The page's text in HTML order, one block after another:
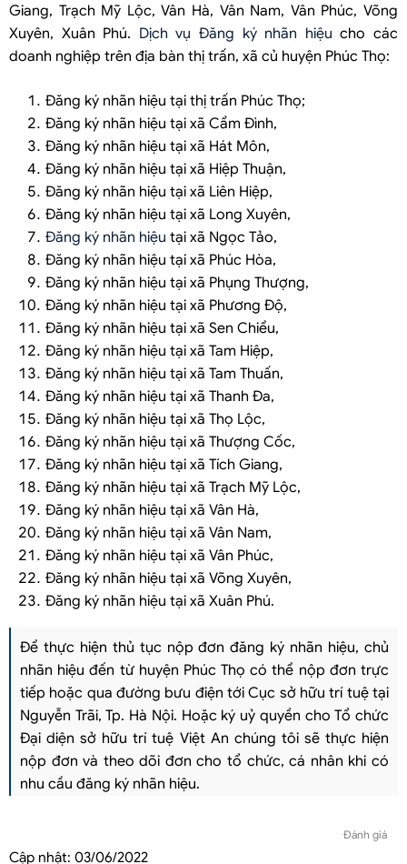
Giang, Trạch Mỹ Lộc, Vân Hà, Vân Nam, Vân Phúc, Võng
Xuyên, Xuân Phú. Dịch vụ Đăng ký nhãn hiệu cho các
doanh nghiệp trên địa bàn thị trấn, xã củ huyện Phúc Thọ:
Đăng ký nhãn hiệu tại thị trấn Phúc Thọ;
Đăng ký nhãn hiệu tại xã Cẩm Đình,
Đăng ký nhãn hiệu tại xã Hát Môn,
Đăng ký nhãn hiệu tại xã Hiệp Thuận,
Đăng ký nhãn hiệu tại xã Liên Hiệp,
Đăng ký nhãn hiệu tại xã Long Xuyên,
Đăng ký nhãn hiệu tại xã Ngọc Tảo,
Đăng ký nhãn hiệu tại xã Phúc Hòa,
Đăng ký nhãn hiệu tại xã Phụng Thượng,
Đăng ký nhãn hiệu tại xã Phương Độ,
Đăng ký nhãn hiệu tại xã Sen Chiểu,
Đăng ký nhãn hiệu tại xã Tam Hiệp,
Đăng ký nhãn hiệu tại xã Tam Thuấn,
Đăng ký nhãn hiệu tại xã Thanh Đa,
Đăng ký nhãn hiệu tại xã Thọ Lộc,
Đăng ký nhãn hiệu tại xã Thượng Cốc,
Đăng ký nhãn hiệu tại xã Tích Giang,
Đăng ký nhãn hiệu tại xã Trạch Mỹ Lộc,
Đăng ký nhãn hiệu tại xã Vân Hà,
Đăng ký nhãn hiệu tại xã Vân Nam,
Đăng ký nhãn hiệu tại xã Vân Phúc,
Đăng ký nhãn hiệu tại xã Võng Xuyên,
Đăng ký nhãn hiệu tại xã Xuân Phú.
Để thực hiện thủ tục nộp đơn đăng ký nhãn hiệu, chủ
nhãn hiệu đến từ huyện Phúc Thọ có thể nộp đơn trực
tiếp hoặc qua đường bưu điện tới Cục sở hữu trí tuệ tại
Nguyễn Trãi, Tp. Hà Nội. Hoặc ký uỷ quyền cho Tổ chức
Đại diện sở hữu trí tuệ Việt An chúng tôi sẽ thực hiện
nộp đơn và theo dõi đơn cho tổ chức, cá nhân khi có
nhu cầu đăng ký nhãn hiệu.
Đánh giá
Cập nhật: 03/06/2022